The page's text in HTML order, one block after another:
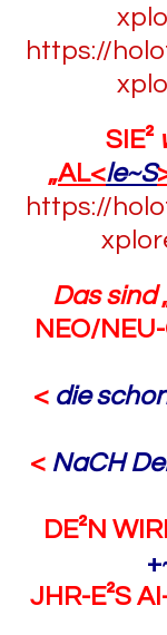
https://
SIE²
„AL<le~S
https://
Das sind
NEO/NEU-
< die
< NaCH
DE²N
JHR-E²S